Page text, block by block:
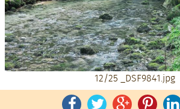
12/25 _DSF9841.jpg